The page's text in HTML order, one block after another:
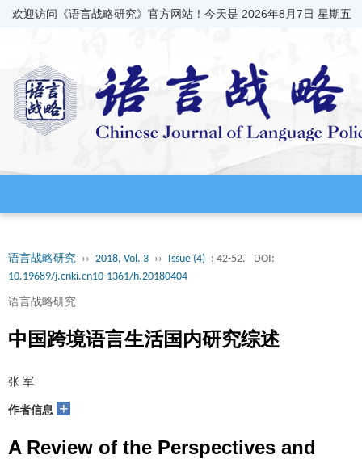
欢迎访问《语言战略研究》官方网站！今天是 2026年8月7日 星期五
语言战略研究 ›› 2018, Vol. 3 ›› Issue (4) : 42-52.
DOI:
10.19689/j.cnki.cn10-1361/h.20180404
语言战略研究
中国跨境语言生活国内研究综述
张 军
作者信息 +
A Review of the Perspectives and